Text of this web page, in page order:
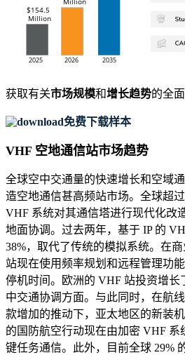
获取有关市场规模和增长趋势的全
免费下载样本
VHF 空地通信站市场趋势
全球空中交通量的快速增长和空域
造空地通信甚高频站市场。全球超
VHF 系统对其通信塔进行现代化改
地面协调。过去两年，基于 IP 的
38%，取代了传统的模拟系统。在
站现在使用频率规划和远程管理功
停机时间。欧洲的 VHF 站投资增长
中交通协调方面。与此同时，在航
款增加的推动下，亚太地区的新装
的国防航空行动现在由加密 VHF 系
键任务通信。此外，目前全球 29%